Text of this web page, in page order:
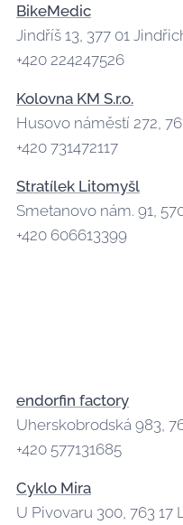
BikeMedic
Jindříš 13, 377 01
+420 224247526
Kolovna KM S.r.o.
Husovo náměstí 272,
+420 731472117
Stratílek Litomyšl
Smetanovo nám. 91,
+420 606613399
endorfin factory
Uherskobrodská 983,
+420 577131685
Cyklo Mira
U Pivovaru 300, 763 17